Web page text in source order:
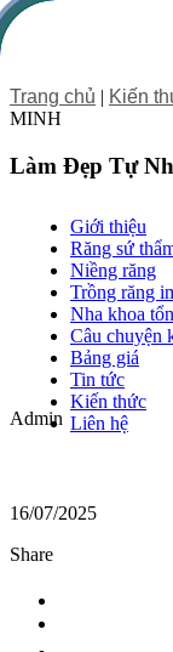
Giới thiệu
Răng sứ
Niềng răng
Trồng răng
Nha khoa
Câu chuyện
Bảng giá
Tin tức
Kiến thức
Liên hệ
Trang chủ | Kiến
MINH
Làm Đẹp Tự
Admin
16/07/2025
Share